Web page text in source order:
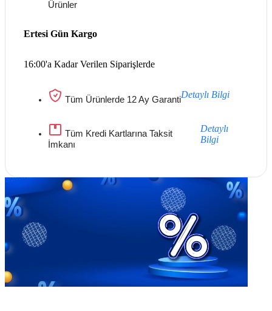
Ürünler
16:00'a Kadar Verilen Siparişlerde
Ertesi Gün Kargo
Tüm Ürünlerde 12 Ay GarantiDetaylı Bilgi
Tüm Kredi Kartlarına Taksit
İmkanı
Detaylı
Bilgi